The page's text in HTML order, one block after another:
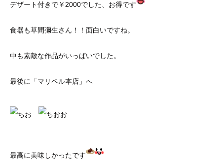
デザート付きで￥2000でした、お得です
食器も草間彌生さん！！面白いですね。
中も素敵な作品がいっぱいでした。
最後に「マリベル本店」へ
最高に美味しかったです